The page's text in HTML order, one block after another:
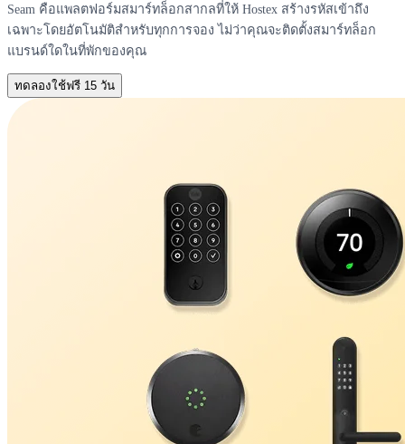
Seam คือแพลตฟอร์มสมาร์ทล็อกสากลที่ให้ Hostex สร้างรหัสเข้าถึง
เฉพาะโดยอัตโนมัติสำหรับทุกการจอง ไม่ว่าคุณจะติดตั้งสมาร์ทล็อก
แบรนด์ใดในที่พักของคุณ
ทดลองใช้ฟรี 15 วัน